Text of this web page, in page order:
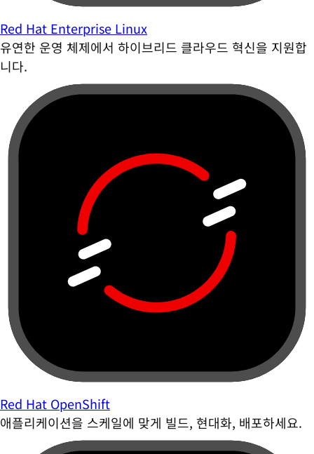
Red Hat Enterprise Linux
유연한 운영 체제에서 하이브리드 클라우드 혁신을 지원합
니다.
Red Hat OpenShift
애플리케이션을 스케일에 맞게 빌드, 현대화, 배포하세요.